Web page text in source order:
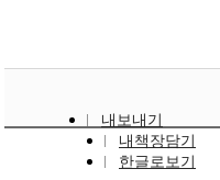
compared with
the functional
system.
내보내기
내책장담기
한글로보기